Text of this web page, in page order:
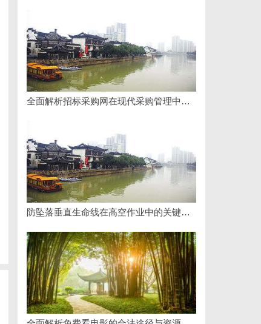
全面解析招标采购网在现代采购管理中的重要作用与应用
防坠落垂直生命线在高空作业中的关键应用与安全保障